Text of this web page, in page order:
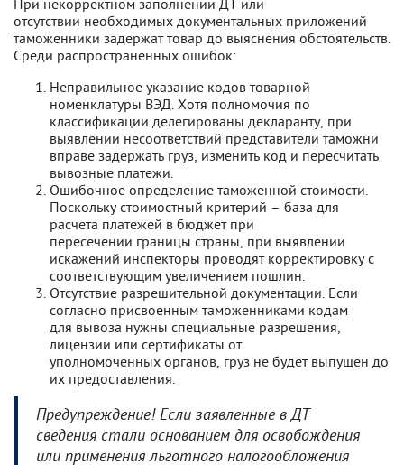
отсутствии необходимых документальных приложений
таможенники задержат товар до выяснения обстоятельств.
Среди распространенных ошибок:
Неправильное указание кодов товарной
номенклатуры ВЭД. Хотя полномочия по
классификации делегированы декларанту, при
выявлении несоответствий представители таможни
вправе задержать груз, изменить код и пересчитать
вывозные платежи.
Ошибочное определение таможенной стоимости.
Поскольку стоимостный критерий – база для
расчета платежей в бюджет при
пересечении границы страны, при выявлении
искажений инспекторы проводят корректировку с
соответствующим увеличением пошлин.
Отсутствие разрешительной документации. Если
согласно присвоенным таможенниками кодам
для вывоза нужны специальные разрешения,
лицензии или сертификаты от
уполномоченных органов, груз не будет выпущен до
их предоставления.
Предупреждение! Если заявленные в ДТ
сведения стали основанием для освобождения
или применения льготного налогообложения